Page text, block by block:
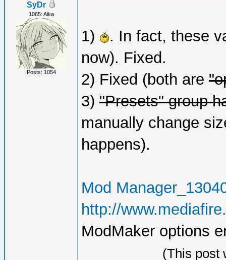
SyDr
1065: Aika
Posts: 1054
1)
. In fact, these
now). Fixed.
2) Fixed (both are
3) "Presets" group
manually change
happens).
Mod
http://
ModMaker options
(This post